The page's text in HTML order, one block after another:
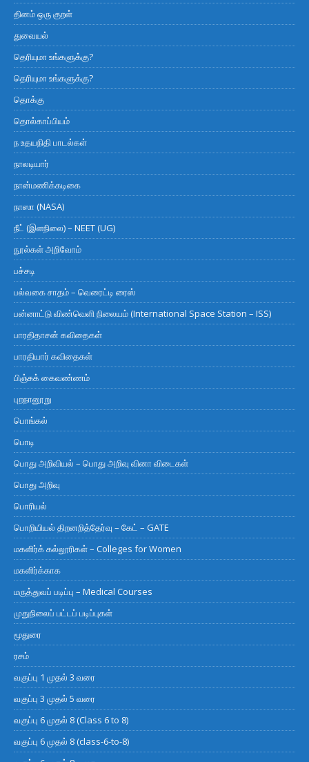
தினம் ஒரு குறள்
துவையல்
தெரியுமா உங்களுக்கு?
தெரியுமா உங்களுக்கு?
தொக்கு
தொல்காப்பியம்
ந உதயநிதி பாடல்கள்
நாலடியார்
நான்மணிக்கடிகை
நாஸா (NASA)
நீட் (இளநிலை) – NEET (UG)
நூல்கள் அறிவோம்
பச்சடி
பல்வகை சாதம் – வெரைட்டி ரைஸ்
பன்னாட்டு விண்வெளி நிலையம் (International Space Station – ISS)
பாரதிதாசன் கவிதைகள்
பாரதியார் கவிதைகள்
பிஞ்சுக் கைவண்ணம்
புறநானூறு
பொங்கல்
பொடி
பொது அறிவியல் – பொது அறிவு வினா விடைகள்
பொது அறிவு
பொரியல்
பொறியியல் திறனறித்தேர்வு – கேட் – GATE
மகளிர்க் கல்லூரிகள் – Colleges for Women
மகளிர்க்காக
மருத்துவப் படிப்பு – Medical Courses
முதுநிலைப் பட்டப் படிப்புகள்
மூதுரை
ரசம்
வகுப்பு 1 முதல் 3 வரை
வகுப்பு 3 முதல் 5 வரை
வகுப்பு 6 முதல் 8 (Class 6 to 8)
வகுப்பு 6 முதல் 8 (class-6-to-8)